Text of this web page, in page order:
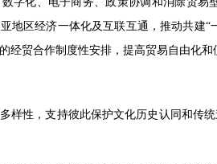
地区经济一体化及互联互通，推动共建
经贸合作制度性安排，提高贸易自由化和
样性，支持彼此保护文化历史认同和传